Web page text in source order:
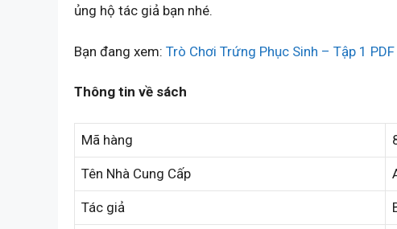
ủng hộ tác giả bạn nhé.
Bạn đang xem: Trò Chơi Trứng Phục Sinh – Tập 1 PDF
Thông tin về sách
Mã hàng
Tên Nhà Cung Cấp
Tác giả